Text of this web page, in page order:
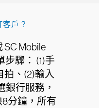
戶？
SC Mobile
步驟： (1)手
拍、(2)輸入
銀行服務，
分鐘，所有